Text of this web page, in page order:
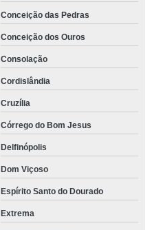
Conceição das Pedras
Conceição dos Ouros
Consolação
Cordislândia
Cruzília
Córrego do Bom Jesus
Delfinópolis
Dom Viçoso
Espírito Santo do Dourado
Extrema